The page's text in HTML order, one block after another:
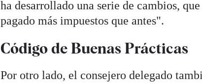
ha desarrollado una serie de cambios,
pagado más impuestos que antes".
Código de Buenas Prácticas
Por otro lado, el consejero delegado